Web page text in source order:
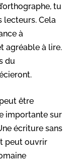
tu
lecteurs. Cela
à
agréable à lire.
du
être
importante sur
écriture sans
peut ouvrir